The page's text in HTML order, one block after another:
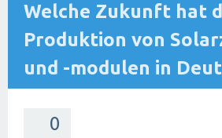
Welche Zukunft hat
Produktion von
und -modulen in
0